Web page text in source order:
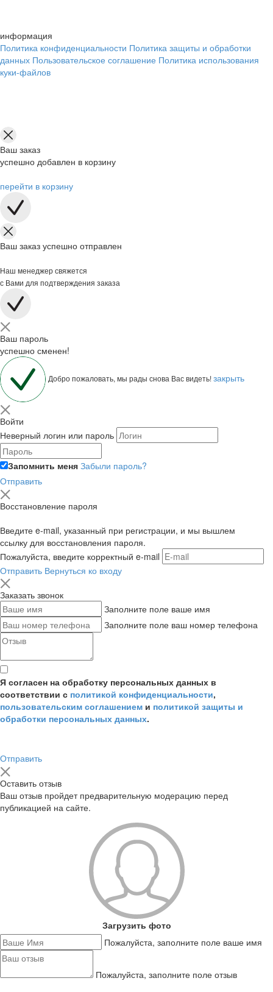
информация
Политика конфиденциальности Политика защиты и обработки
данных Пользовательское соглашение Политика использования
куки-файлов
Ваш заказ
успешно добавлен в корзину
перейти в корзину
Ваш заказ успешно отправлен
Наш менеджер свяжется
с Вами для подтверждения заказа
Ваш пароль
успешно сменен!
Добро пожаловать, мы рады снова Вас видеть!закрыть
Войти
Неверный логин или пароль
Запомнить меня Забыли пароль?
Отправить
Восстановление пароля
Введите e-mail, указанный при регистрации, и мы вышлем
ссылку для восстановления пароля.
Пожалуйста, введите корректный e-mail
Отправить Вернуться ко входу
Заказать звонок
Заполните поле ваше имя
Заполните поле ваш номер телефона
Я согласен на обработку персональных данных в
соответствии с политикой конфиденциальности,
пользовательским соглашением и политикой защиты и
обработки персональных данных.
Отправить
Оставить отзыв
Ваш отзыв пройдет предварительную модерацию перед
публикацией на сайте.
Загрузить фото
Пожалуйста, заполните поле ваше имя
Пожалуйста, заполните поле отзыв